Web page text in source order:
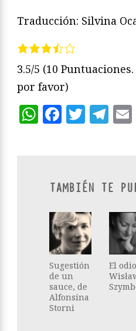
Traducción: Silvina
3.5/5 (10
por favor)
WhatsApp
TAMBIÉN TE
Sugestión
de un
sauce, de
Alfonsina
Storni
El